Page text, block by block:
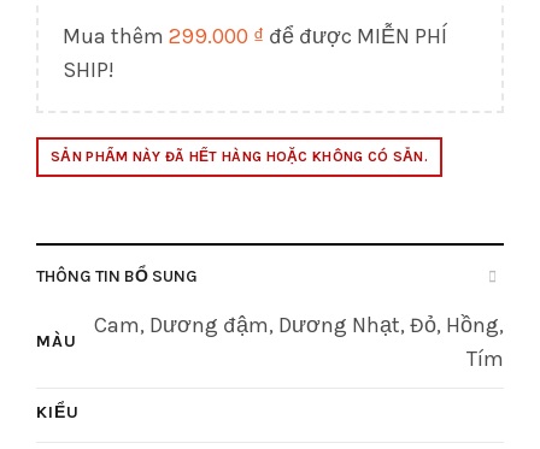
Mua thêm 299.000 ₫ để được MIỄN PHÍ
SHIP!
SẢN PHẨM NÀY ĐÃ HẾT HÀNG HOẶC KHÔNG CÓ SẴN.
THÔNG TIN BỔ SUNG
MÀU
Cam, Dương đậm, Dương Nhạt, Đỏ, Hồng,
Tím
KIỂU